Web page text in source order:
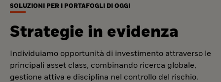
SOLUZIONI PER I PORTAFOGLI DI OGGI
Strategie in evidenza
Individuiamo opportunità di investimento attraverso le
principali asset class, combinando ricerca globale,
gestione attiva e disciplina nel controllo del rischio.